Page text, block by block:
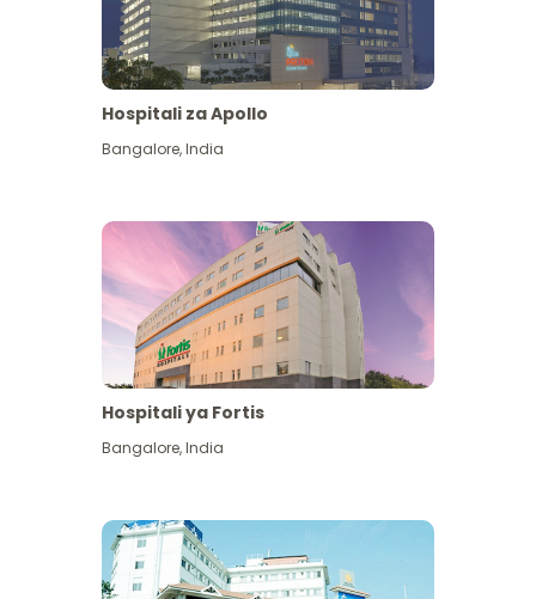
Hospitali za Apollo
Bangalore,India
Hospitali ya Fortis
Bangalore,India